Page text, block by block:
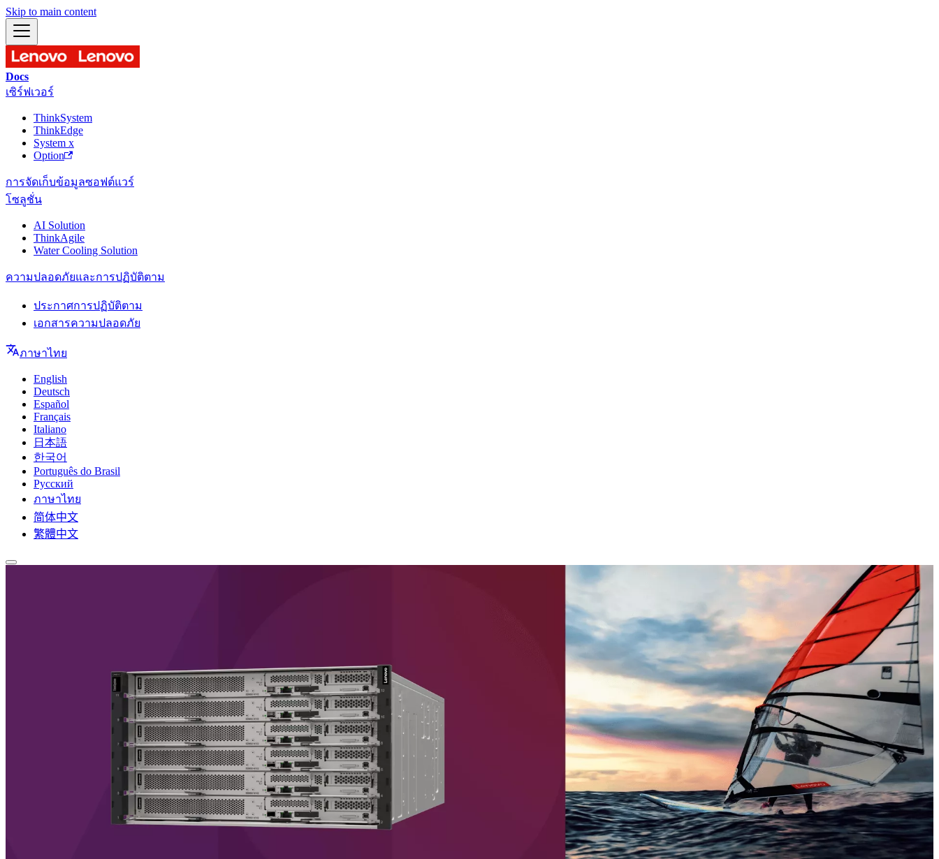
Skip to main content
Docs
เซิร์ฟเวอร์
ThinkSystem
ThinkEdge
System x
Option
การจัดเก็บข้อมูลซอฟต์แวร์
โซลูชั่น
AI Solution
ThinkAgile
Water Cooling Solution
ความปลอดภัยและการปฏิบัติตาม
ประกาศการปฏิบัติตาม
เอกสารความปลอดภัย
ภาษาไทย
English
Deutsch
Español
Français
Italiano
日本語
한국어
Português do Brasil
Русский
ภาษาไทย
简体中文
繁體中文